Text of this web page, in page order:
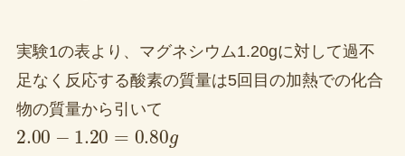
実験1の表より、マグネシウム1.20gに対して過不
足なく反応する酸素の質量は5回目の加熱での化合
物の質量から引いて
2.00 1.20= 0.80g